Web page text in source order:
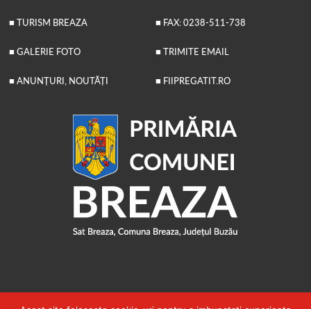
■ TURISM BREAZA
■ GALERIE FOTO
■ ANUNȚURI, NOUTĂȚI
■ FAX: 0238-511-738
■ TRIMITE EMAIL
■ FIIPREGATIT.RO